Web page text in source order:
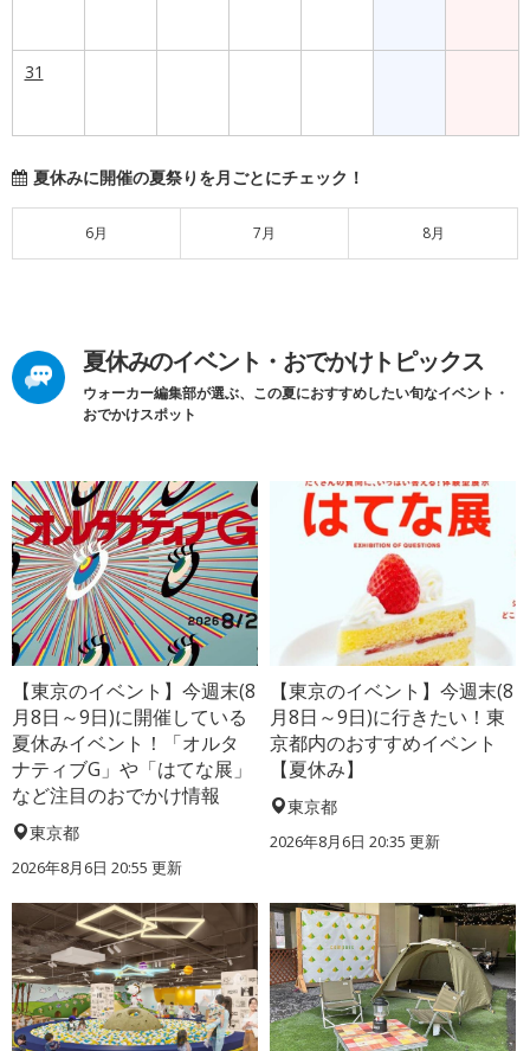
31
夏休みに開催の夏祭りを月ごとにチェック！
6月 7月 8月
夏休みのイベント・おでかけトピックス
ウォーカー編集部が選ぶ、この夏におすすめしたい旬なイベント・
おでかけスポット
【東京のイベント】今週末(8
月8日～9日)に開催している
夏休みイベント！「オルタ
ナティブG」や「はてな展」
など注目のおでかけ情報
東京都
2026年8月6日 20:55 更新
【東京のイベント】今週末(8
月8日～9日)に行きたい！東
京都内のおすすめイベント
【夏休み】
東京都
2026年8月6日 20:35 更新